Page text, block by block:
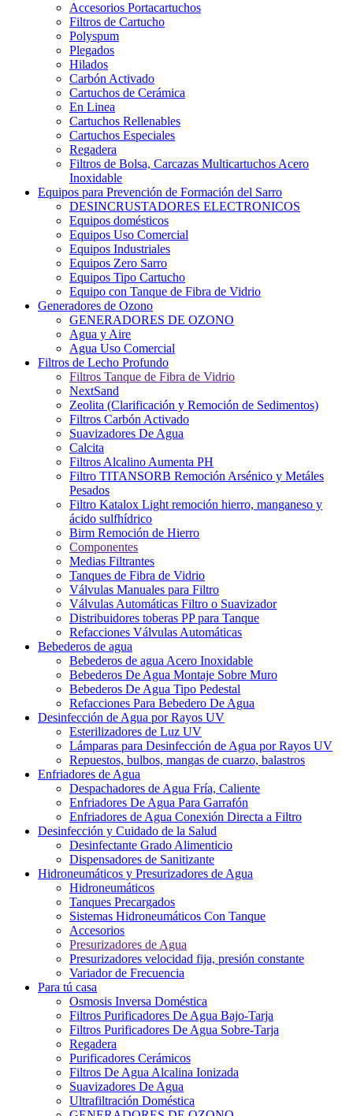
Accesorios Portacartuchos
Filtros de Cartucho
Polyspum
Plegados
Hilados
Carbón Activado
Cartuchos de Cerámica
En Linea
Cartuchos Rellenables
Cartuchos Especiales
Regadera
Filtros de Bolsa, Carcazas Multicartuchos Acero
Inoxidable
Equipos para Prevención de Formación del Sarro
DESINCRUSTADORES ELECTRONICOS
Equipos domésticos
Equipos Uso Comercial
Equipos Industriales
Equipos Zero Sarro
Equipos Tipo Cartucho
Equipo con Tanque de Fibra de Vidrio
Generadores de Ozono
GENERADORES DE OZONO
Agua y Aire
Agua Uso Comercial
Filtros de Lecho Profundo
Filtros Tanque de Fibra de Vidrio
NextSand
Zeolita (Clarificación y Remoción de Sedimentos)
Filtros Carbón Activado
Suavizadores De Agua
Calcita
Filtros Alcalino Aumenta PH
Filtro TITANSORB Remoción Arsénico y Metáles
Pesados
Filtro Katalox Light remoción hierro, manganeso y
ácido sulfhídrico
Birm Remoción de Hierro
Componentes
Medias Filtrantes
Tanques de Fibra de Vidrio
Válvulas Manuales para Filtro
Válvulas Automáticas Filtro o Suavizador
Distribuidores toberas PP para Tanque
Refacciones Válvulas Automáticas
Bebederos de agua
Bebederos de agua Acero Inoxidable
Bebederos De Agua Montaje Sobre Muro
Bebederos De Agua Tipo Pedestal
Refacciones Para Bebedero De Agua
Desinfección de Agua por Rayos UV
Esterilizadores de Luz UV
Lámparas para Desinfección de Agua por Rayos UV
Repuestos, bulbos, mangas de cuarzo, balastros
Enfriadores de Agua
Despachadores de Agua Fría, Caliente
Enfriadores De Agua Para Garrafón
Enfriadores de Agua Conexión Directa a Filtro
Desinfección y Cuidado de la Salud
Desinfectante Grado Alimenticio
Dispensadores de Sanitizante
Hidroneumáticos y Presurizadores de Agua
Hidroneumáticos
Tanques Precargados
Sistemas Hidroneumáticos Con Tanque
Accesorios
Presurizadores de Agua
Presurizadores velocidad fija, presión constante
Variador de Frecuencia
Para tú casa
Osmosis Inversa Doméstica
Filtros Purificadores De Agua Bajo-Tarja
Filtros Purificadores De Agua Sobre-Tarja
Regadera
Purificadores Cerámicos
Filtros De Agua Alcalina Ionizada
Suavizadores De Agua
Ultrafiltración Doméstica